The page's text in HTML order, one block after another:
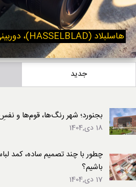
هاسلبلاد (HASSELBLAD)، دوربینی متفاوت
جدید
بجنورد؛ شهر رنگ‌ها، قوم‌ها و
18 دی,1404
چطور با چند تصمیم ساده، کمد
باشیم؟
17 دی,1404